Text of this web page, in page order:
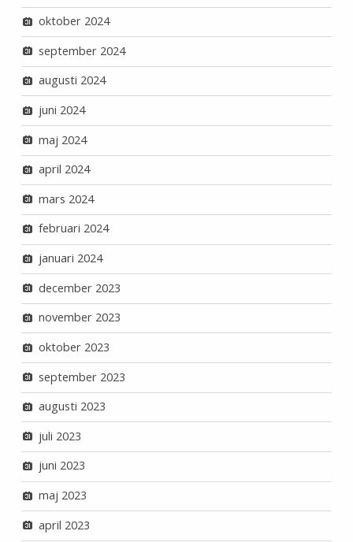
oktober 2024
september 2024
augusti 2024
juni 2024
maj 2024
april 2024
mars 2024
februari 2024
januari 2024
december 2023
november 2023
oktober 2023
september 2023
augusti 2023
juli 2023
juni 2023
maj 2023
april 2023